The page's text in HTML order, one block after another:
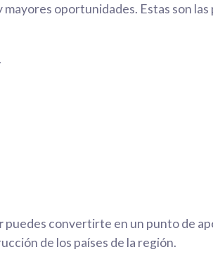
oportunidades. Estas son
puedes convertirte en un punto de
de los países de la región.